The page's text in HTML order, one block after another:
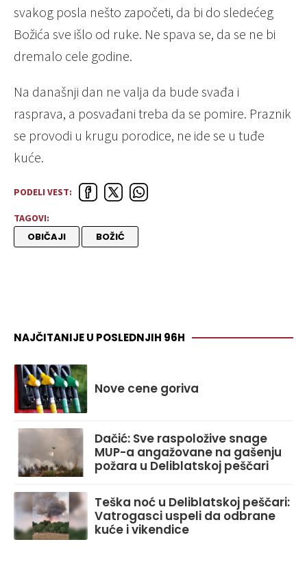
svakog posla nešto započeti, da bi do sledećeg
Božića sve išlo od ruke. Ne spava se, da se ne bi
dremalo cele godine.
Na današnji dan ne valja da bude svađa i
rasprava, a posvađani treba da se pomire. Praznik
se provodi u krugu porodice, ne ide se u tuđe
kuće.
PODELI VEST:
TAGOVI:
OBIČAJI BOŽIĆ
NAJČITANIJE U POSLEDNJIH 96H
Nove cene goriva
Dačić: Sve raspoložive snage
MUP-a angažovane na gašenju
požara u Deliblatskoj peščari
Teška noć u Deliblatskoj peščari:
Vatrogasci uspeli da odbrane
kuće i vikendice